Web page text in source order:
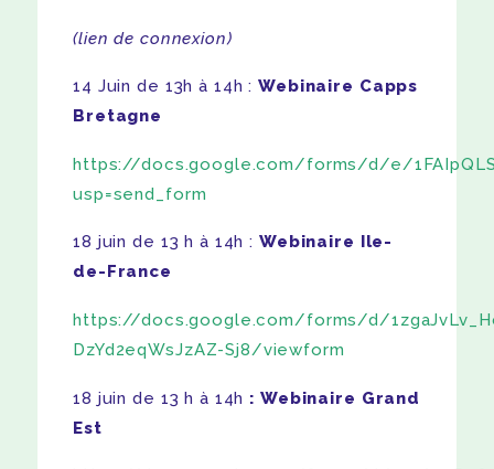
(lien de connexion)
14 Juin de 13h à 14h :Webinaire Capps
Bretagne
https://docs.google.com/forms/d/e/
usp=send_form
18 juin de 13 h à 14h : Webinaire Ile-
de-France
https://docs.google.com/forms/d/
DzYd2eqWsJzAZ-Sj8/viewform
18 juin de 13 h à 14h : Webinaire Grand
Est